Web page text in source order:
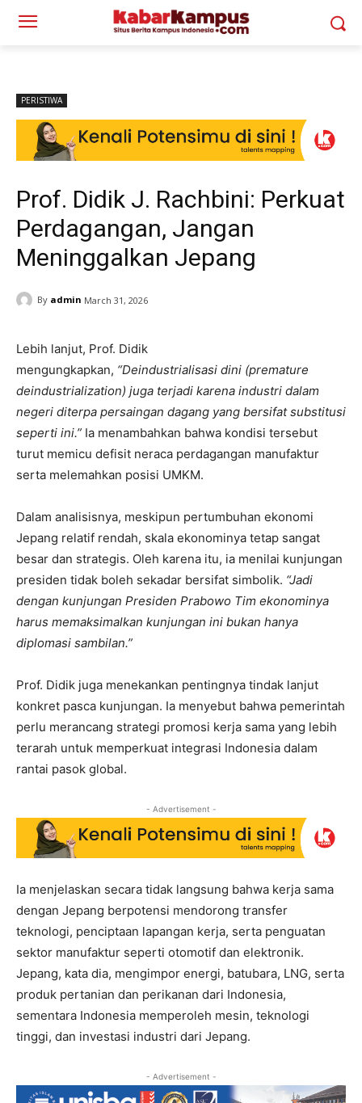
PERISTIWA
Prof. Didik J. Rachbini: Perkuat
Perdagangan, Jangan
Meninggalkan Jepang
By admin March 31, 2026
Lebih lanjut, Prof. Didik
mengungkapkan, “Deindustrialisasi dini (premature
deindustrialization) juga terjadi karena industri dalam
negeri diterpa persaingan dagang yang bersifat substitusi
seperti ini.” Ia menambahkan bahwa kondisi tersebut
turut memicu defisit neraca perdagangan manufaktur
serta melemahkan posisi UMKM.
Dalam analisisnya, meskipun pertumbuhan ekonomi
Jepang relatif rendah, skala ekonominya tetap sangat
besar dan strategis. Oleh karena itu, ia menilai kunjungan
presiden tidak boleh sekadar bersifat simbolik. “Jadi
dengan kunjungan Presiden Prabowo Tim ekonominya
harus memaksimalkan kunjungan ini bukan hanya
diplomasi sambilan.”
Prof. Didik juga menekankan pentingnya tindak lanjut
konkret pasca kunjungan. Ia menyebut bahwa pemerintah
perlu merancang strategi promosi kerja sama yang lebih
terarah untuk memperkuat integrasi Indonesia dalam
rantai pasok global.
- Advertisement -
Ia menjelaskan secara tidak langsung bahwa kerja sama
dengan Jepang berpotensi mendorong transfer
teknologi, penciptaan lapangan kerja, serta penguatan
sektor manufaktur seperti otomotif dan elektronik.
Jepang, kata dia, mengimpor energi, batubara, LNG, serta
produk pertanian dan perikanan dari Indonesia,
sementara Indonesia memperoleh mesin, teknologi
tinggi, dan investasi industri dari Jepang.
- Advertisement -